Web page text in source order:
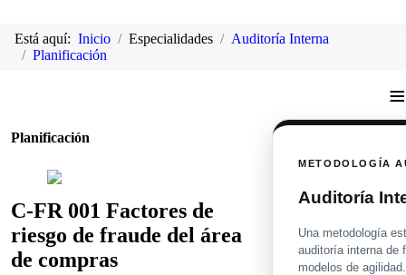
Está aquí: Inicio Especialidades
Auditoría Interna
Planificación
≡
Planificación
C-FR 001 Factores de
riesgo de fraude del área
de compras
METODOLOGÍA
Auditoría
Una metodología
auditoría interna de
modelos de agilidad.